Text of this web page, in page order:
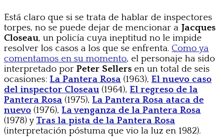
Está claro que si se trata de hablar de inspectores
torpes, no se puede dejar de mencionar a Jacques
Closeau, un policía cuya ineptitud no le impide
resolver los casos a los que se enfrenta. Como ya
comentamos en su momento, el personaje ha sido
interpretado por Peter Sellers en un total de seis
ocasiones: La Pantera Rosa (1963), El nuevo caso
del inspector Closeau (1964), El regreso de la
Pantera Rosa (1975), La Pantera Rosa ataca de
nuevo (1976), La venganza de la Pantera Rosa
(1978) y Tras la pista de la Pantera Rosa
(interpretación póstuma que vio la luz en 1982).